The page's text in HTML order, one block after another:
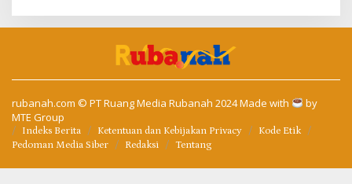
rubanah.com © PT Ruang Media Rubanah 2024 Made with
by
MTE Group
Indeks Berita Ketentuan dan Kebijakan Privacy
Kode Etik
Pedoman Media Siber
Redaksi Tentang